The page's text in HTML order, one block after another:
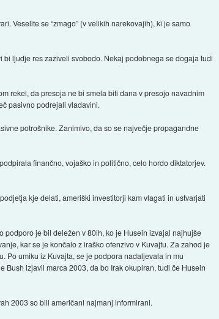
Veselite se “zmago” (v velikih narekovajih), ki je samo
ljudje res zaživeli svobodo. Nekaj podobnega se dogaja tudi
rekel, da presoja ne bi smela biti dana v presojo navadnim
pasivno podrejali vladavini.
potrošnike. Zanimivo, da so se največje propagandne
finančno, vojaško in politično, celo hordo diktatorjev.
kje delati, ameriški investitorji kam vlagati in ustvarjati
podporo je bil deležen v 80ih, ko je Husein izvajal najhujše
kar se je končalo z iraško ofenzivo v Kuvajtu. Za zahod je
Po umiku iz Kuvajta, se je podpora nadaljevala in mu
Bush izjavil marca 2003, da bo Irak okupiran, tudi če Husein
2003 so bili američani najmanj informirani.